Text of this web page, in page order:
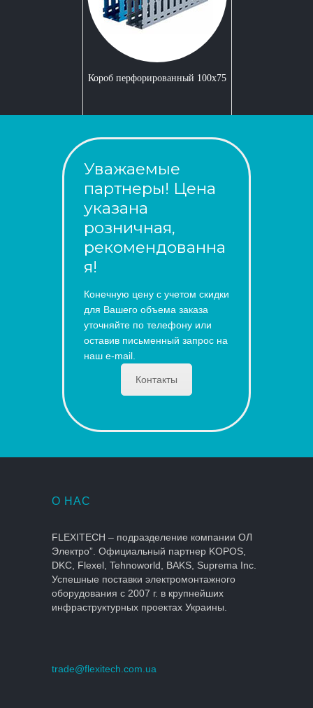
Короб перфорированный 100x75
Уважаемые
партнеры! Цена
указана
розничная,
рекомендованна
я!
Конечную цену с учетом скидки
для Вашего объема заказа
уточняйте по телефону или
оставив письменный запрос на
наш e-mail.
Контакты
О НАС
FLEXITECH – подразделение компании ОЛ
Электро”. Официальный партнер KOPOS,
DKC, Flexel, Tehnoworld, BAKS, Suprema Inc.
Успешные поставки электромонтажного
оборудования с 2007 г. в крупнейших
инфраструктурных проектах Украины.
trade@flexitech.com.ua